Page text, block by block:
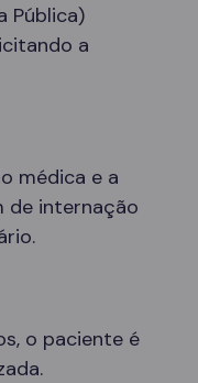
Pública)
a
médica e a
de internação
o paciente é